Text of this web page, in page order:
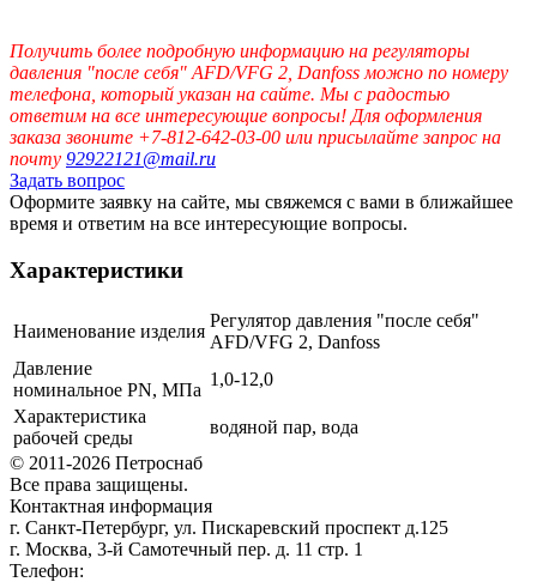
Получить более подробную информацию на регуляторы
давления "после себя" AFD/VFG 2, Danfoss можно по номеру
телефона, который указан на сайте. Мы с радостью
ответим на все интересующие вопросы! Для оформления
заказа звоните +7-812-642-03-00 или присылайте запрос на
почту 92922121@mail.ru
Задать вопрос
Оформите заявку на сайте, мы свяжемся с вами в ближайшее
время и ответим на все интересующие вопросы.
Характеристики
Наименование изделия
Регулятор давления "после себя"
AFD/VFG 2, Danfoss
Давление
номинальное PN, МПа
1,0-12,0
Характеристика
рабочей среды
водяной пар, вода
© 2011-2026 Петроснаб
Все права защищены.
Контактная информация
г. Санкт-Петербург, ул. Пискаревский проспект д.125
г. Москва, 3-й Самотечный пер. д. 11 стр. 1
Телефон: